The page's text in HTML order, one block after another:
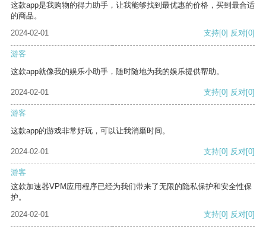
这款app是我购物的得力助手，让我能够找到最优惠的价格，买到最合适
的商品。
2024-02-01
支持[0] 反对[0]
游客
这款app就像我的娱乐小助手，随时随地为我的娱乐提供帮助。
2024-02-01 支持[0] 反对[0]
游客
这款app的游戏非常好玩，可以让我消磨时间。
2024-02-01 支持[0] 反对[0]
游客
这款加速器VPM应用程序已经为我们带来了无限的隐私保护和安全性保
护。
2024-02-01
支持[0] 反对[0]